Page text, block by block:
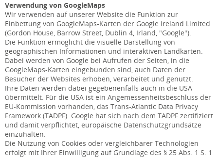
Verwendung von GoogleMaps
Wir verwenden auf unserer Website die Funktion zur
Einbettung von GoogleMaps-Karten der Google Ireland Limited
(Gordon House, Barrow Street, Dublin 4, Irland, "Google").
Die Funktion ermöglicht die visuelle Darstellung von
geographischen Informationen und interaktiven Landkarten.
Dabei werden von Google bei Aufrufen der Seiten, in die
GoogleMaps-Karten eingebunden sind, auch Daten der
Besucher der Websites erhoben, verarbeitet und genutzt.
Ihre Daten werden dabei gegebenenfalls auch in die USA
übermittelt. Für die USA ist ein Angemessenheitsbeschluss der
EU-Kommission vorhanden, das Trans-Atlantic Data Privacy
Framework (TADPF). Google hat sich nach dem TADPF zertifiziert
und damit verpflichtet, europäische Datenschutzgrundsätze
einzuhalten.
Die Nutzung von Cookies oder vergleichbarer Technologien
erfolgt mit Ihrer Einwilligung auf Grundlage des § 25 Abs. 1 S. 1